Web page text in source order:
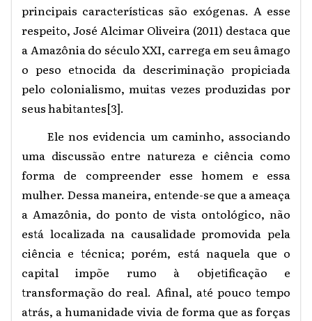
principais características são exógenas. A esse
respeito, José Alcimar Oliveira (2011) destaca que
a Amazônia do século XXI, carrega em seu âmago
o peso etnocida da descriminação propiciada
pelo colonialismo, muitas vezes produzidas por
seus habitantes[3].
Ele nos evidencia um caminho, associando
uma discussão entre natureza e ciência como
forma de compreender esse homem e essa
mulher. Dessa maneira, entende-se que a ameaça
a Amazônia, do ponto de vista ontológico, não
está localizada na causalidade promovida pela
ciência e técnica; porém, está naquela que o
capital impõe rumo à objetificação e
transformação do real. Afinal, até pouco tempo
atrás, a humanidade vivia de forma que as forças